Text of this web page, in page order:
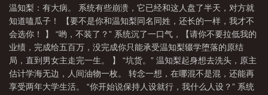
温知梨：有大病。 系统有些崩溃，它已经和这人盘了半天，对方就
知道嗑瓜子！ 【要不是你和温知梨同名同姓，还长的一样，我才不
会选你！ 】 “哟，不装了？” 系统沉了一口气，【请你不要拉低我的
业绩，完成给五百万，没完成你只能承受温知梨辍学堕落的原结
局，直到男女主走完一生。 】 “坑货。” 温知梨起身想去洗头，原主
估计学海无边，人间油物一枚。 转念一想，在哪混不是混，还能再
享受两年大学生活。 “你开始说保持人设就行，我什么人设？” 系统